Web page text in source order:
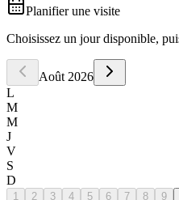
Planifier une visite
Choisissez un jour disponible,
Août 2026
L
M
M
J
V
S
D
1 2 3 4 5 6 7 8 9